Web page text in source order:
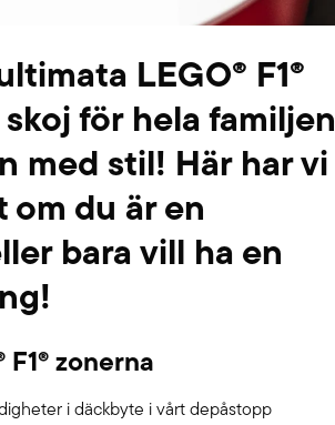
LEGO® F1®
för hela familjen
med stil! Här har vi
du är en
bara vill ha en
F1® zonerna
i däckbyte i vårt depåstopp